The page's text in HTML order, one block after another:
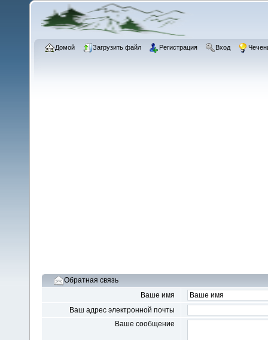
Домой Загрузить файл Регистрация Вход
Обратная связь
Ваше имя
Ваш адрес электронной почты
Ваше сообщение